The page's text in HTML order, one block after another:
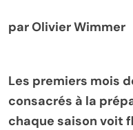
par Olivier Wimmer
Les premiers mois
consacrés à la
chaque saison voit